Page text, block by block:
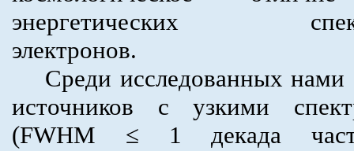
энергетических
электронов.
Среди исследованных нами
источников с узкими
(FWHM ≤ 1 декада